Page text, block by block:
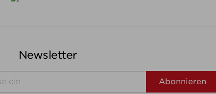
Newsletter
Abonnieren